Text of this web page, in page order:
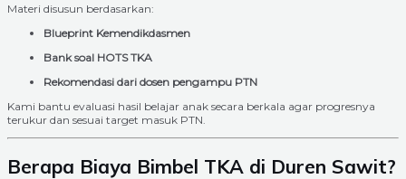
Materi disusun berdasarkan:
Blueprint Kemendikdasmen
Bank soal HOTS TKA
Rekomendasi dari dosen pengampu PTN
Kami bantu evaluasi hasil belajar anak secara berkala agar progresnya
terukur dan sesuai target masuk PTN.
Berapa Biaya Bimbel TKA di Duren Sawit?